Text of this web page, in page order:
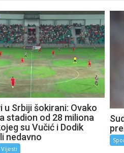
u Srbiji šokirani: Ovako
stadion od 28 miliona
su Vučić i Dodik
nedavno
Vijesti